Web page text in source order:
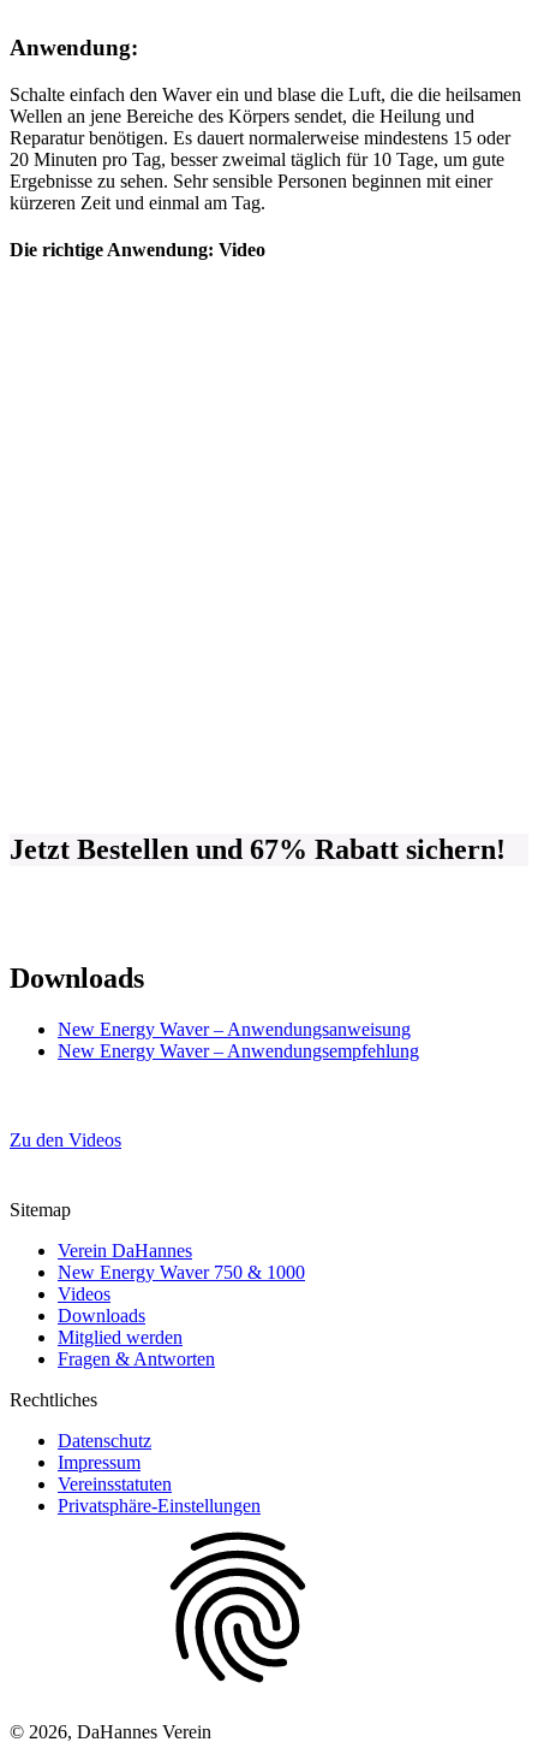
Anwendung:
Schalte einfach den Waver ein und blase die Luft, die die heilsamen
Wellen an jene Bereiche des Körpers sendet, die Heilung und
Reparatur benötigen. Es dauert normalerweise mindestens 15 oder
20 Minuten pro Tag, besser zweimal täglich für 10 Tage, um gute
Ergebnisse zu sehen. Sehr sensible Personen beginnen mit einer
kürzeren Zeit und einmal am Tag.
Die richtige Anwendung: Video
Jetzt Bestellen und 67% Rabatt sichern!
Downloads
New Energy Waver – Anwendungsanweisung
New Energy Waver – Anwendungsempfehlung
Zu den Videos
Sitemap
Verein DaHannes
New Energy Waver 750 & 1000
Videos
Downloads
Mitglied werden
Fragen & Antworten
Rechtliches
Datenschutz
Impressum
Vereinsstatuten
Privatsphäre-Einstellungen
© 2026, DaHannes Verein